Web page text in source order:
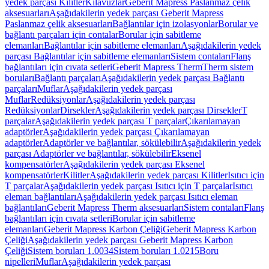
yedek parçası KilitlerKılavuzlarGeberit Mapress Paslanmaz çelik
aksesuarlarıAşağıdakilerin yedek parçası Geberit Mapress
Paslanmaz çelik aksesuarlarıBağlantılar için izolasyonlarBorular ve
bağlantı parçaları için contalarBorular için sabitleme
elemanlarıBağlantılar için sabitleme elemanlarıAşağıdakilerin yedek
parçası Bağlantılar için sabitleme elemanlarıSistem contalarıFlanş
bağlantıları için cıvata setleriGeberit Mapress ThermTherm sistem
borularıBağlantı parçalarıAşağıdakilerin yedek parçası Bağlantı
parçalarıMuflarAşağıdakilerin yedek parçası
MuflarRedüksiyonlarAşağıdakilerin yedek parçası
RedüksiyonlarDirseklerAşağıdakilerin yedek parçası DirseklerT
parçalarAşağıdakilerin yedek parçası T parçalarÇıkarılamayan
adaptörlerAşağıdakilerin yedek parçası Çıkarılamayan
adaptörlerAdaptörler ve bağlantılar, sökülebilirAşağıdakilerin yedek
parçası Adaptörler ve bağlantılar, sökülebilirEksenel
kompensatörlerAşağıdakilerin yedek parçası Eksenel
kompensatörlerKilitlerAşağıdakilerin yedek parçası KilitlerIsıtıcı için
T parçalarAşağıdakilerin yedek parçası Isıtıcı için T parçalarIsıtıcı
eleman bağlantılarıAşağıdakilerin yedek parçası Isıtıcı eleman
bağlantılarıGeberit Mapress Therm aksesuarlarıSistem contalarıFlanş
bağlantıları için cıvata setleriBorular için sabitleme
elemanlarıGeberit Mapress Karbon ÇeliğiGeberit Mapress Karbon
ÇeliğiAşağıdakilerin yedek parçası Geberit Mapress Karbon
ÇeliğiSistem boruları 1.0034Sistem boruları 1.0215Boru
nipelleriMuflarAşağıdakilerin yedek parçası